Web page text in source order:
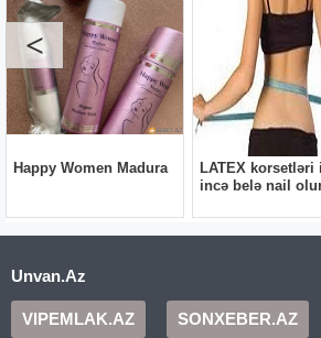
Unvan.Az
VIPEMLAK.AZ SONXEBER.AZ